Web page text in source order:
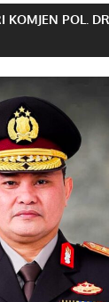
KOMJEN POL.